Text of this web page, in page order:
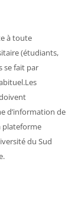
à toute
(étudiants,
se fait par
d’information de
plateforme
du Sud